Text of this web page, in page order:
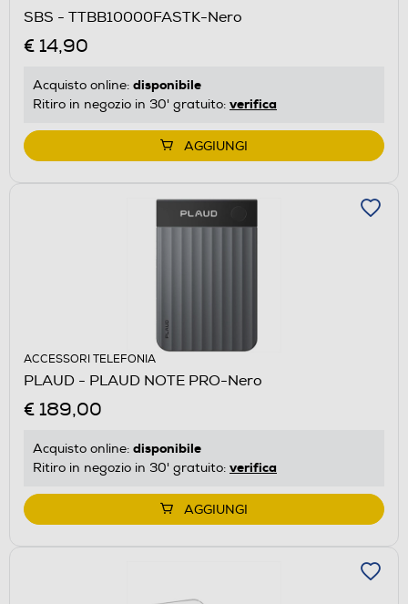
SBS - TTBB10000FASTK-Nero
€ 14,90
Acquisto online: disponibile
Ritiro in negozio in 30' gratuito: verifica
AGGIUNGI
ACCESSORI TELEFONIA
PLAUD - PLAUD NOTE PRO-Nero
€ 189,00
Acquisto online: disponibile
Ritiro in negozio in 30' gratuito: verifica
AGGIUNGI